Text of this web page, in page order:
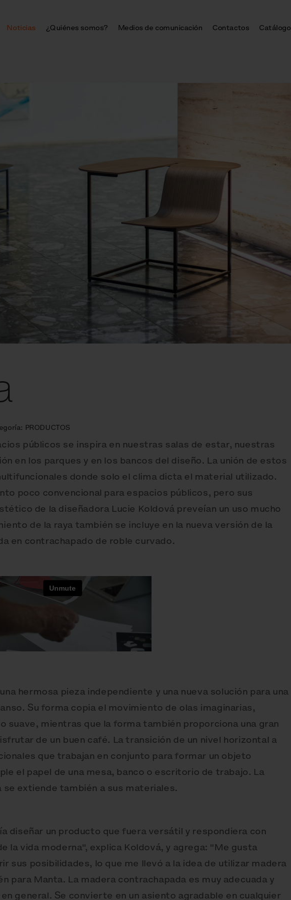
Noticias ¿Quiénes somos? Medios de comunicación Contactos Catálogo
PRODUCTOS
públicos se inspira en nuestras salas de estar, nuestras
en los parques y en los bancos del diseño. La unión de estos
donde solo el clima dicta el material utilizado.
poco convencional para espacios públicos, pero sus
de la diseñadora Lucie Koldová preveían un uso mucho
de la raya también se incluye en la nueva versión de la
en contrachapado de roble curvado.
hermosa pieza independiente y una nueva solución para una
Su forma copia el movimiento de olas imaginarias,
suave, mientras que la forma también proporciona una gran
de un buen café. La transición de un nivel horizontal a
que trabajan en conjunto para formar un objeto
el papel de una mesa, banco o escritorio de trabajo. La
se extiende también a sus materiales.
diseñar un producto que fuera versátil y respondiera con
la vida moderna", explica Koldová, y agrega: "Me gusta
sus posibilidades, lo que me llevó a la idea de utilizar madera
para Manta. La madera contrachapada es muy adecuada y
general. Se convierte en un asiento agradable en cualquier